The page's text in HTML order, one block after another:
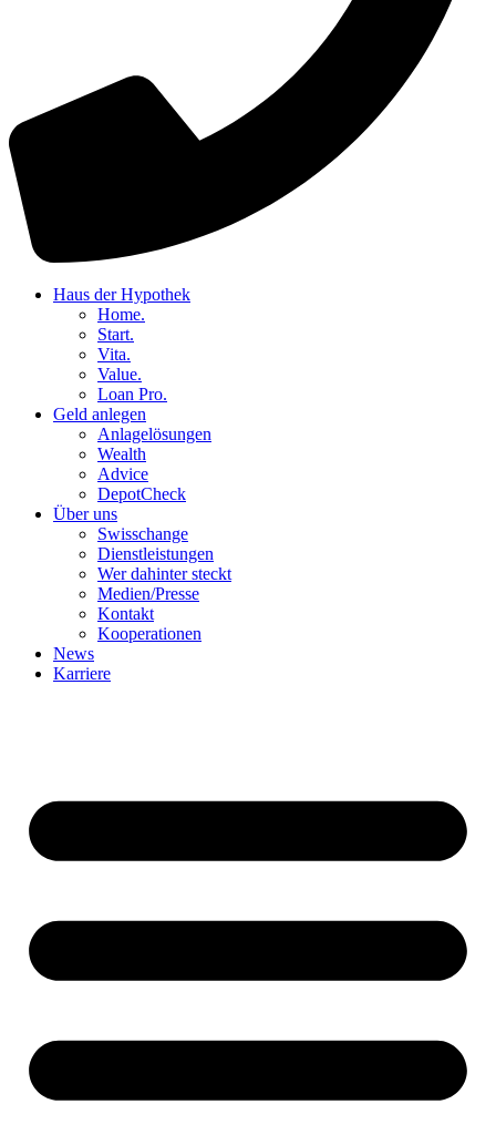
Haus der Hypothek
Home.
Start.
Vita.
Value.
Loan Pro.
Geld anlegen
Anlagelösungen
Wealth
Advice
DepotCheck
Über uns
Swisschange
Dienstleistungen
Wer dahinter steckt
Medien/Presse
Kontakt
Kooperationen
News
Karriere